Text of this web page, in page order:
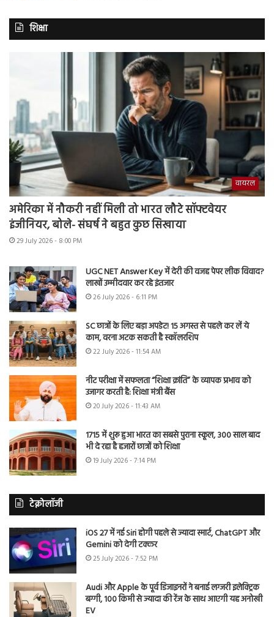
शिक्षा
वायरल
अमेरिका में नौकरी नहीं मिली तो भारत लौटे सॉफ्टवेयर
इंजीनियर, बोले- संघर्ष ने बहुत कुछ सिखाया
29 July 2026 - 8:00 PM
UGC NET Answer Key में देरी की वजह पेपर लीक विवाद?
लाखों उम्मीदवार कर रहे इंतजार
26 July 2026 - 6:11 PM
SC छात्रों के लिए बड़ा अपडेट! 15 अगस्त से पहले कर लें ये
काम, वरना अटक सकती है स्कॉलरशिप
22 July 2026 - 11:54 AM
नीट परीक्षा में सफलता “शिक्षा क्रांति” के व्यापक प्रभाव को
उजागर करती है: शिक्षा मंत्री बैंस
20 July 2026 - 11:43 AM
1715 में शुरू हुआ भारत का सबसे पुराना स्कूल, 300 साल बाद
भी दे रहा है हजारों छात्रों को शिक्षा
19 July 2026 - 7:14 PM
टेक्नोलॉजी
iOS 27 में नई Siri होगी पहले से ज्यादा स्मार्ट, ChatGPT और
Gemini को देगी टक्कर
25 July 2026 - 7:52 PM
Audi और Apple के पूर्व डिजाइनरों ने बनाई लग्जरी इलेक्ट्रिक
बग्गी, 100 किमी से ज्यादा की रेंज के साथ आएगी यह अनोखी
EV